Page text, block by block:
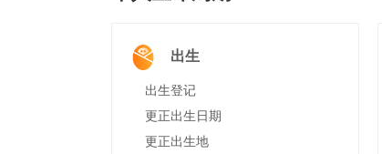
出生
出生登记
更正出生日期
更正出生地